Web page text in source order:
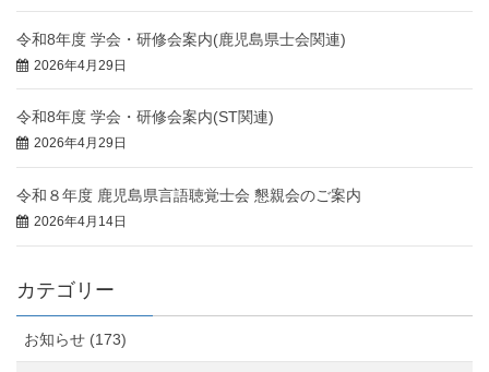
令和8年度 学会・研修会案内(鹿児島県士会関連)
2026年4月29日
令和8年度 学会・研修会案内(ST関連)
2026年4月29日
令和８年度 鹿児島県言語聴覚士会 懇親会のご案内
2026年4月14日
カテゴリー
お知らせ (173)